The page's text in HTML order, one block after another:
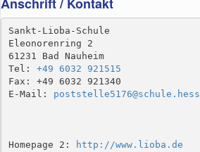
Sankt-Lioba-Schule
Eleonorenring 2
61231 Bad Nauheim
Tel: +49 6032 921515
Fax: +49 6032 921340
E-Mail:
Homepage 2: http://www.lioba.de